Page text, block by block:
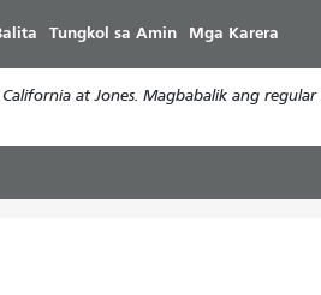
ang
pangunahing
nilalaman
Tungkol sa Amin Mga Karera
at Jones. Magbabalik ang